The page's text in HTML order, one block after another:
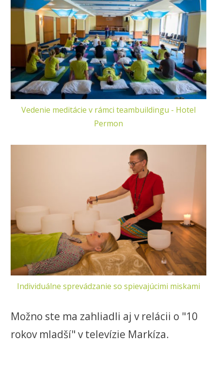
Vedenie meditácie v rámci teambuildingu - Hotel
Permon
Individuálne sprevádzanie so spievajúcimi miskami
Možno ste ma zahliadli aj v relácii o "10
rokov mladší" v televízie Markíza.